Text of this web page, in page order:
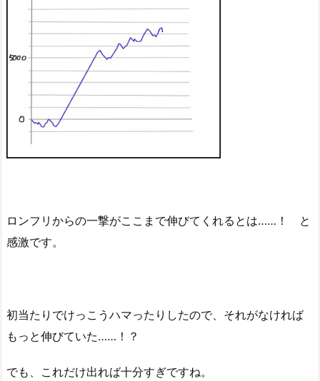
ロンフリからの一撃がここまで伸びてくれるとは……！ と
感激です。
初当たりでけっこうハマったりしたので、それがなければ
もっと伸びていた……！？
でも、これだけ出れば十分すぎですね。